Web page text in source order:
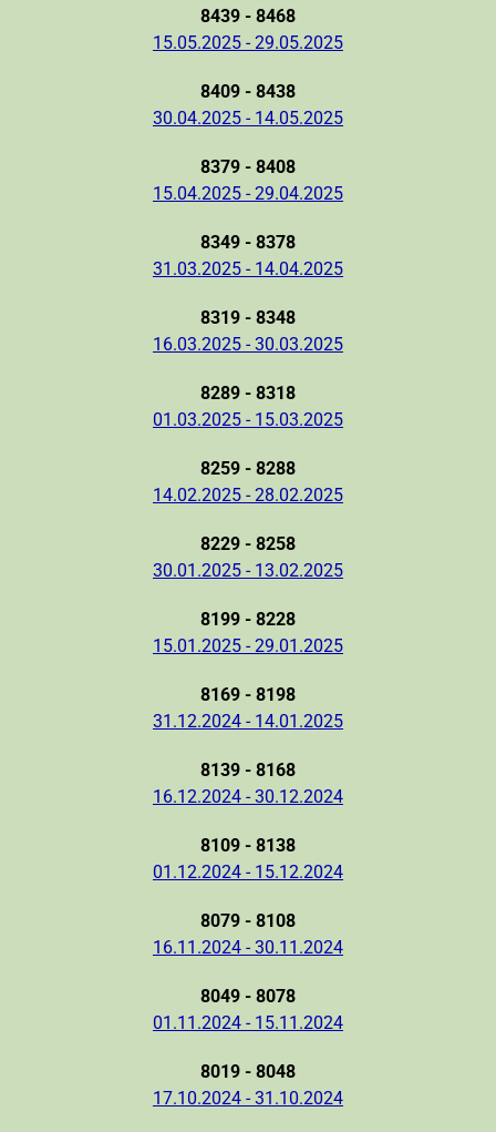
8439 - 8468
15.05.2025 - 29.05.2025
8409 - 8438
30.04.2025 - 14.05.2025
8379 - 8408
15.04.2025 - 29.04.2025
8349 - 8378
31.03.2025 - 14.04.2025
8319 - 8348
16.03.2025 - 30.03.2025
8289 - 8318
01.03.2025 - 15.03.2025
8259 - 8288
14.02.2025 - 28.02.2025
8229 - 8258
30.01.2025 - 13.02.2025
8199 - 8228
15.01.2025 - 29.01.2025
8169 - 8198
31.12.2024 - 14.01.2025
8139 - 8168
16.12.2024 - 30.12.2024
8109 - 8138
01.12.2024 - 15.12.2024
8079 - 8108
16.11.2024 - 30.11.2024
8049 - 8078
01.11.2024 - 15.11.2024
8019 - 8048
17.10.2024 - 31.10.2024